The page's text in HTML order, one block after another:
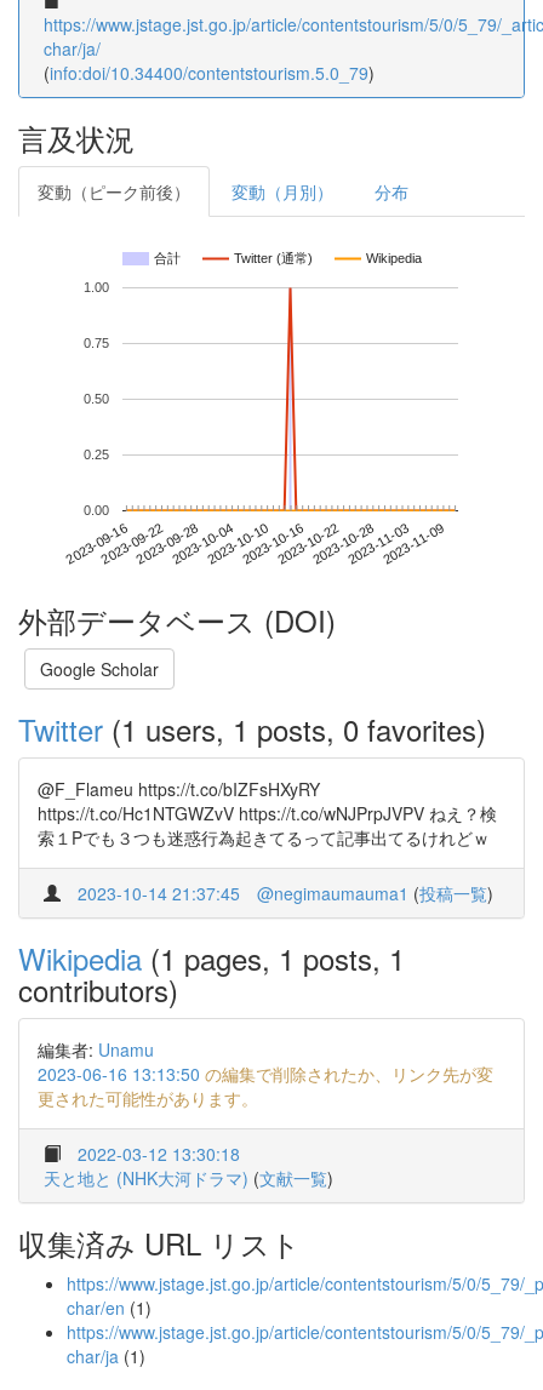
https://www.jstage.jst.go.jp/article/contentstourism/5/0/5_79/
char/ja/
(info:doi/10.34400/contentstourism.5.0_79)
言及状況
変動（ピーク前後） 変動（月別） 分布
合計 Twitter (通常) Wikipedia
2023-09-162023-09-222023-09-282023-10-042023-10-102023-10-162023-10-222023-10-282023-11-032023-11-09
0.00
0.25
0.50
0.75
1.00
外部データベース (DOI)
Google Scholar
Twitter (1 users, 1 posts, 0 favorites)
@F_Flameu https://t.co/bIZFsHXyRY
https://t.co/Hc1NTGWZvV https://t.co/wNJPrpJVPV ねえ？検
索１Pでも３つも迷惑行為起きてるって記事出てるけれどｗ
2023-10-14 21:37:45 @negimaumauma1 (投稿一覧)
Wikipedia (1 pages, 1 posts, 1
contributors)
編集者: Unamu
2023-06-16 13:13:50 の編集で削除されたか、リンク先が変
更された可能性があります。
2022-03-12 13:30:18
天と地と (NHK大河ドラマ) (文献一覧)
収集済み URL リスト
https://www.jstage.jst.go.jp/article/contentstourism/5/0/5_79/
char/en (1)
https://www.jstage.jst.go.jp/article/contentstourism/5/0/5_79/
char/ja (1)